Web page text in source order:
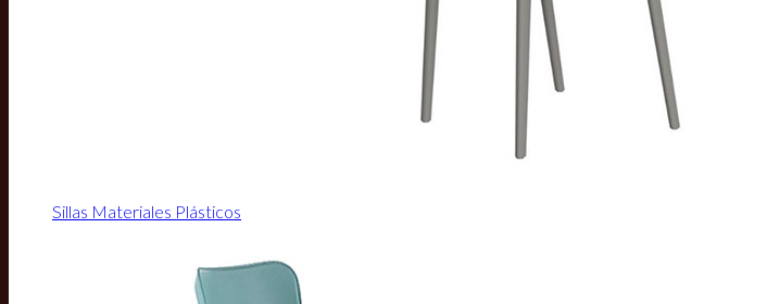
Sillas Materiales Plásticos